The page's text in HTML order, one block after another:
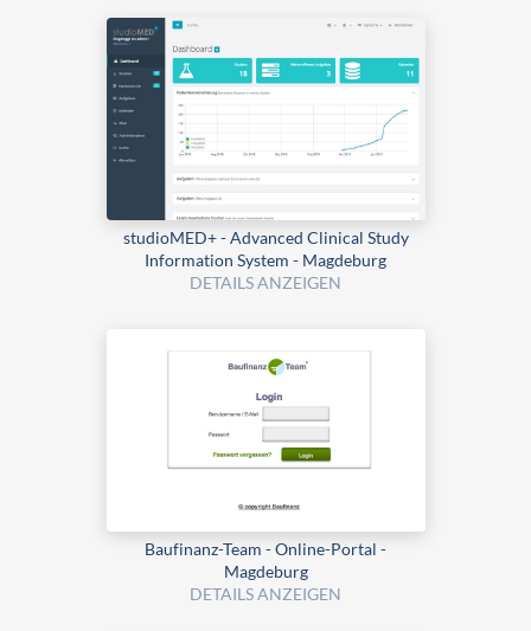
studioMED+ - Advanced Clinical Study
Information System - Magdeburg
DETAILS ANZEIGEN
Baufinanz-Team - Online-Portal -
Magdeburg
DETAILS ANZEIGEN